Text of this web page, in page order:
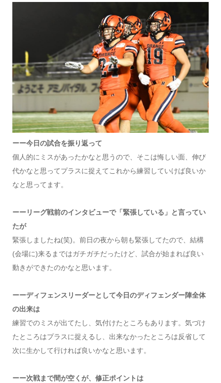
ーー今日の試合を振り返って
個人的にミスがあったかなと思うので、そこは悔しい面、伸び
代かなと思ってプラスに捉えてこれから練習していけば良いか
なと思ってます。
ーーリーグ戦前のインタビューで「緊張している」と言ってい
たが
緊張しましたね(笑)。前日の夜から朝も緊張してたので、結構
(会場に)来るまではガチガチだったけど、試合が始まれば良い
動きができたのかなと思います。
ーーディフェンスリーダーとして今日のディフェンダー陣全体
の出来は
練習でのミスが出てたし、気付けたところもあります。気づけ
たところはプラスに捉えるし、出来なかったところは反省して
次に生かして行ければ良いかなと思います。
ーー次戦まで間が空くが、修正ポイントは